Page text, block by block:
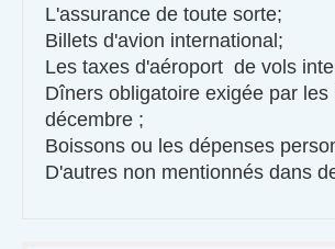
L'assurance de toute sorte;
Billets d'avion international;
Les taxes d'aéroport de vols
Dîners obligatoire exigée par
décembre ;
Boissons ou les dépenses
D'autres non mentionnés dans